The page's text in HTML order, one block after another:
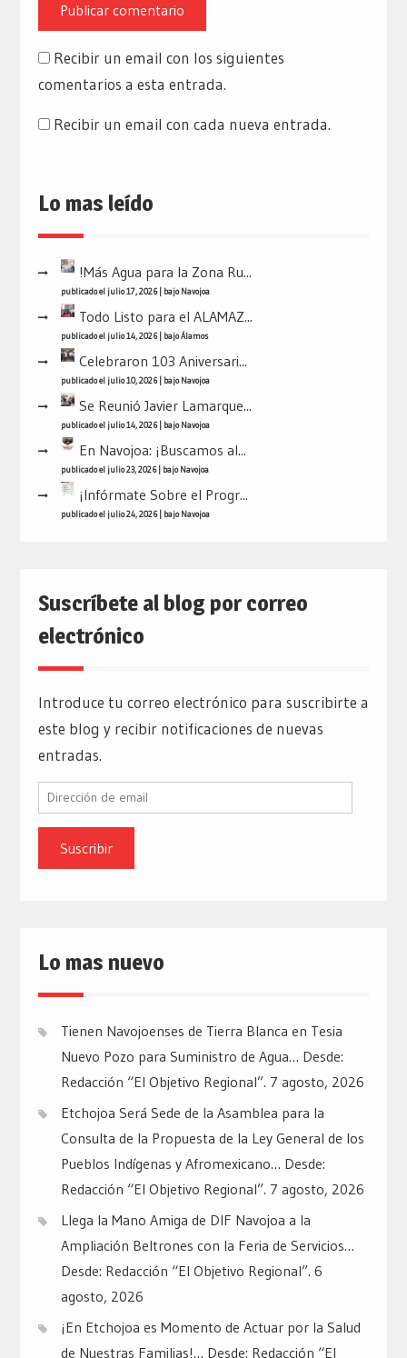
Recibir un email con los siguientes
comentarios a esta entrada.
Recibir un email con cada nueva entrada.
Lo mas leído
!Más Agua para la Zona Ru...
publicado el julio 17, 2026| bajoNavojoa
Todo Listo para el ALAMAZ...
publicado el julio 14, 2026| bajoÁlamos
Celebraron 103 Aniversari...
publicado el julio 10, 2026| bajoNavojoa
Se Reunió Javier Lamarque...
publicado el julio 14, 2026| bajoNavojoa
En Navojoa: ¡Buscamos al...
publicado el julio 23, 2026| bajoNavojoa
¡Infórmate Sobre el Progr...
publicado el julio 24, 2026| bajoNavojoa
Suscríbete al blog por correo
electrónico
Introduce tu correo electrónico para suscribirte a
este blog y recibir notificaciones de nuevas
entradas.
Dirección
email
Lo mas nuevo
Tienen Navojoenses de Tierra Blanca en Tesia
Nuevo Pozo para Suministro de Agua… Desde:
Redacción “El Objetivo Regional”. 7 agosto, 2026
Etchojoa Será Sede de la Asamblea para la
Consulta de la Propuesta de la Ley General de los
Pueblos Indígenas y Afromexicano… Desde:
Redacción “El Objetivo Regional”. 7 agosto, 2026
Llega la Mano Amiga de DIF Navojoa a la
Ampliación Beltrones con la Feria de Servicios…
Desde: Redacción “El Objetivo Regional”. 6
agosto, 2026
¡En Etchojoa es Momento de Actuar por la Salud
de Nuestras Familias!… Desde: Redacción “El